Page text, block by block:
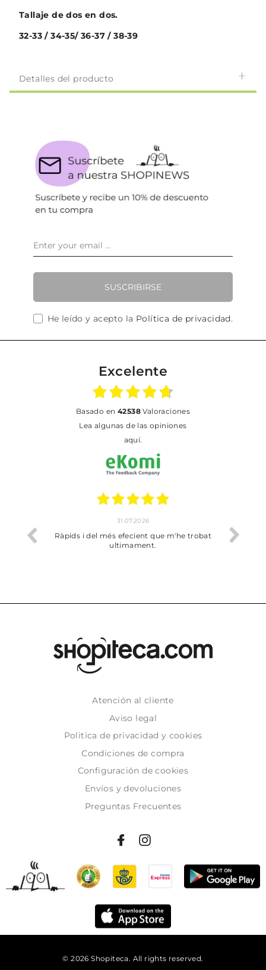
Tallaje de dos en dos.
32-33 / 34-35/ 36-37 / 38-39
Detalles del producto
SUSCRIBIRSE
He leído y acepto la Política de privacidad.
Excelente
basado en 42538Valoraciones
Lea algunas de las opiniones
aquí.
trobat
17.07.2026
Bien pero soy de Vilafranca y no me ha
dejado recoger en tienda
Atención al cliente
Aviso legal
Politica de privacidad y cookies
Condiciones de compra
Configuración de cookies
Envíos y devoluciones
Preguntas Frecuentes
© 2026 Shopiteca. All rights reserved.